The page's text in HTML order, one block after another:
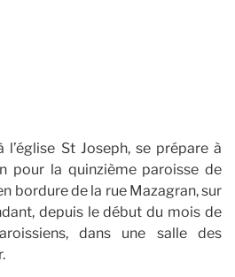
St Joseph, se prépare à
pour la quinzième paroisse de
bordure de la rue Mazagran, sur
depuis le début du mois de
dans une salle des